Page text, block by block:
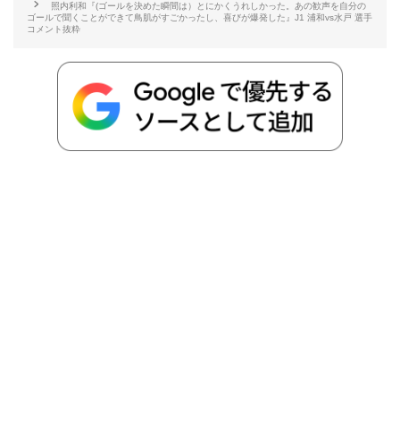
b
o
k
t
e
r
n
a
n
o
t
e
L
i
n
k
照内利和『(ゴールを決めた瞬間は）とにかくうれしかった。あの歓声を自分の
ゴールで聞くことができて鳥肌がすごかったし、喜びが爆発した』J1 浦和vs水戸 選手
コメント抜粋